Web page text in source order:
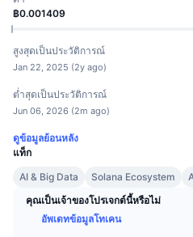
฿0.001409
สูงสุดเป็นประวัติการณ์
Jan 22, 2025 (2y ago)
ต่ำสุดเป็นประวัติการณ์
Jun 06, 2026 (2m ago)
ดูข้อมูลย้อนหลัง
แท็ก
AI & Big Data
Solana Ecosystem
คุณเป็นเจ้าของโปรเจกต์นี้หรือไม่
อัพเดทข้อมูลโทเคน